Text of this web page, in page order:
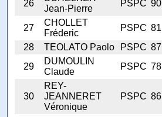
26
Jean-Pierre
PSPC 90
27
CHOLLET
Fréderic
PSPC 81
28
TEOLATO Paolo PSPC 87
29
DUMOULIN
Claude
PSPC 78
30
REY-
JEANNERET
Véronique
PSPC 86